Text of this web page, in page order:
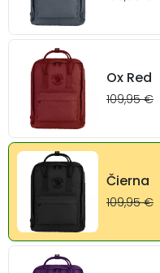
Ox Red
109,95 €
Čierna
109,95 €